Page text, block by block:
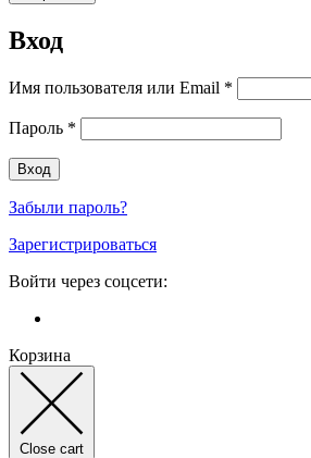
Вход
Имя пользователя или Email *
Пароль *
Забыли пароль?
Зарегистрироваться
Войти через соцсети:
Корзина
Close cart